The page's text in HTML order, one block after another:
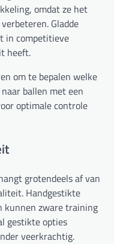
omdat ze het
Gladde
in competitieve
heeft.
om te bepalen welke
ballen met een
optimale controle
grotendeels af van
Handgestikte
kunnen zware training
gestikte opties
veerkrachtig.